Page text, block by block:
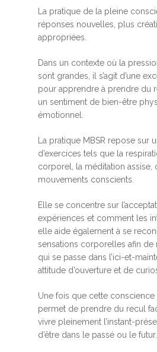
La pratique de la pleine
réponses nouvelles, plus
appropriées.
Dans un contexte où la
sont grandes, il s’agit d’une
pour apprendre à prendre du
un sentiment de bien-être
émotionnel.
La pratique MBSR repose sur
d’exercices tels que la
corporel, la méditation assise,
mouvements conscients.
Elle se concentre sur
expériences et comment les
elle aide également à se
sensations corporelles afin de
qui se passe dans l’ici-et-
attitude d’ouverture et de
Une fois que cette
permet de prendre du recul
vivre pleinement l’instant-
d’être dans le passé ou le futur.